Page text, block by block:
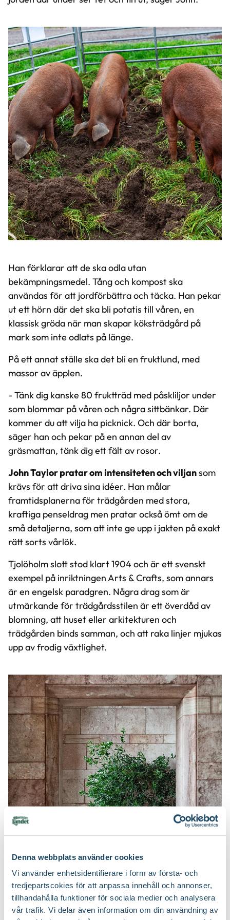
Denna webbplats använder cookies
Vi använder enhetsidentifierare i form av första- och
tredjepartscokies för att anpassa innehåll och annonser,
tillhandahålla funktioner för sociala medier och analysera
vår trafik. Vi delar även information om din användning av
Han förklarar att de ska odla utan
bekämpningsmedel. Tång och kompost ska
användas för att jordförbättra och täcka. Han pekar
ut ett hörn där det ska bli potatis till våren, en
klassisk gröda när man skapar köksträdgård på
mark som inte odlats på länge.
På ett annat ställe ska det bli en fruktlund, med
massor av äpplen.
- Tänk dig kanske 80 fruktträd med påskliljor under
som blommar på våren och några sittbänkar. Där
kommer du att vilja ha picknick. Och där borta,
säger han och pekar på en annan del av
gräsmattan, tänk dig ett fält av rosor.
John Taylor pratar om intensiteten och viljansom
krävs för att driva sina idéer. Han målar
framtidsplanerna för trädgården med stora,
kraftiga penseldrag men pratar också ömt om de
små detaljerna, som att inte ge upp i jakten på exakt
rätt sorts vårlök.
Tjolöholm slott stod klart 1904 och är ett svenskt
exempel på inriktningen Arts & Crafts, som annars
är en engelsk paradgren. Några drag som är
utmärkande för trädgårdsstilen är ett överdåd av
blomning, att huset eller arkitekturen och
trädgården binds samman, och att raka linjer mjukas
upp av frodig växtlighet.
- På senare tid har mycket blivit så genomdesignat,